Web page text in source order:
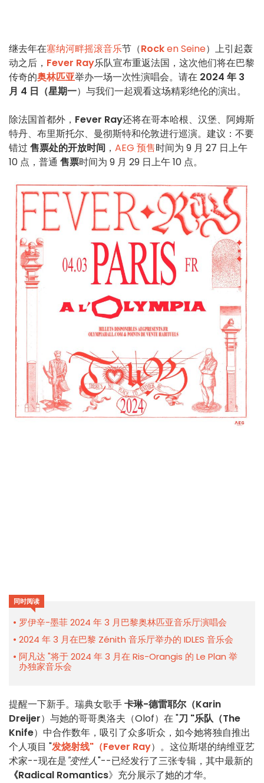
继去年在塞纳河畔摇滚音乐节（Rocken Seine）上引起轰
动之后， Fever Ray乐队宣布重返法国，这次他们将在巴黎
传奇的奥林匹亚举办一场一次性演唱会。请在 2024 年 3
月 4 日（星期一）与我们一起观看这场精彩绝伦的演出。
除法国首都外， Fever Ray还将在哥本哈根、汉堡、阿姆斯
特丹、布里斯托尔、曼彻斯特和伦敦进行巡演。建议：不要
错过 售票处的开放时间 ， AEG 预售时间为 9 月 27 日上午
10 点，普通 售票时间为 9 月 29 日上午 10 点。
同时阅读
罗伊辛-墨菲 2024 年 3 月巴黎奥林匹亚音乐厅演唱会
2024 年 3 月在巴黎 Zénith 音乐厅举办的 IDLES 音乐会
阿凡达 "将于 2024 年 3 月在 Ris-Orangis 的 Le Plan 举
办独家音乐会
提醒一下新手。瑞典女歌手卡琳-德雷耶尔（Karin
Dreijer）与她的哥哥奥洛夫（Olof）在 "刀 "乐队（The
Knife）中合作数年，吸引了众多听众，如今她将独自推出
个人项目 "发烧射线"（Fever Ray）。这位斯堪的纳维亚艺
术家--现在是"变性人"--已经发行了三张专辑，其中最新的
《Radical Romantics》充分展示了她的才华。